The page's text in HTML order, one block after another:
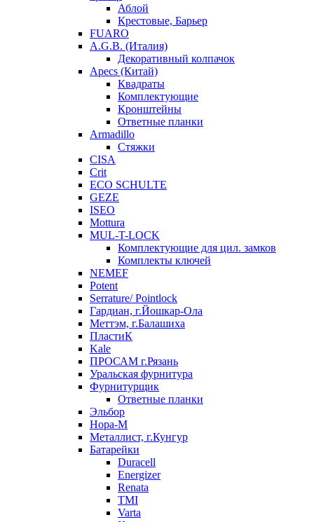
Аблой
Крестовые, Барьер
FUARO
A.G.B. (Италия)
Декоративный колпачок
Apecs (Китай)
Квадраты
Комплектующие
Кронштейны
Ответные планки
Armadillo
Стяжки
CISA
Crit
ECO SCHULTE
GEZE
ISEO
Mottura
MUL-T-LOCK
Комплектующие для цил. замков
Комплекты ключей
NEMEF
Potent
Serrature/ Pointlock
Гардиан, г.Йошкар-Ола
Меттэм, г.Балашиха
ПластиК
Kale
ПРОСАМ г.Рязань
Уральская фурнитура
Фурнитурщик
Ответные планки
Эльбор
Нора-М
Металлист, г.Кунгур
Батарейки
Duracell
Energizer
Renata
TMI
Varta